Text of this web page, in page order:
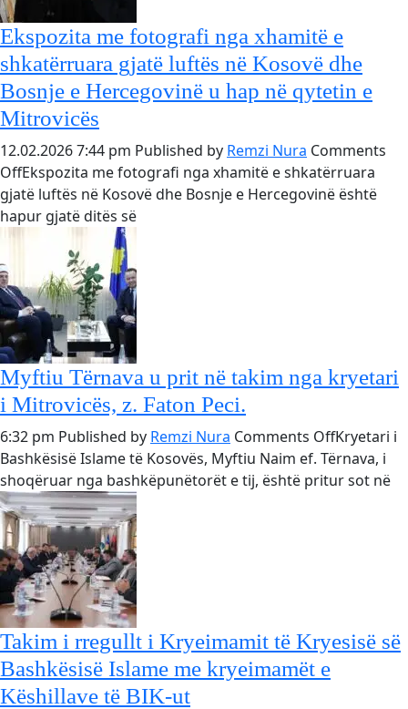
dhe
Turizmit,
znj.
Saranda
Bogujevci
Ekspozita me fotografi nga xhamitë e
shkatërruara gjatë luftës në Kosovë dhe
Bosnje e Hercegovinë u hap në qytetin e
Mitrovicës
12.02.2026 7:44 pm Published by Remzi Nura Comments
Offon
Ekspozita
me
xhamitë
e
shkatërruara
gjatë
luftës
në
Kosovë
dhe
Bosnje
e
Hercegovinë
u
hap
në
qytetin
e
Mitrovicës
Ekspozita me fotografi nga xhamitë e shkatërruara
gjatë luftës në Kosovë dhe Bosnje e Hercegovinë është
hapur gjatë ditës së
Myftiu Tërnava u prit në takim nga kryetari
i Mitrovicës, z. Faton Peci.
6:32 pm Published by Remzi Nura Comments Offon
Myftiu
Tërnava
Kryetari i
Bashkësisë Islame të Kosovës, Myftiu Naim ef. Tërnava, i
shoqëruar nga bashkëpunëtorët e tij, është pritur sot në
Takim i rregullt i Kryeimamit të Kryesisë së
Bashkësisë Islame me kryeimamët e
Këshillave të BIK-ut